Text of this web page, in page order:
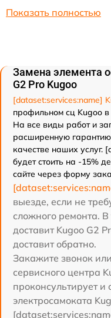
Показать полностью
Замена элемента
G2 Pro Kugoo
[dataset:services:name]
профильном сц Kugoo
На все виды работ и
расширенную
качестве наших услуг.
будет стоить на -15%
сайте через форму
выезде, если не
сложного ремонта.
доставит Kugoo G2
доставит обратно.
Закажите звонок
сервисного центра
проконсультирует и
электросамоката